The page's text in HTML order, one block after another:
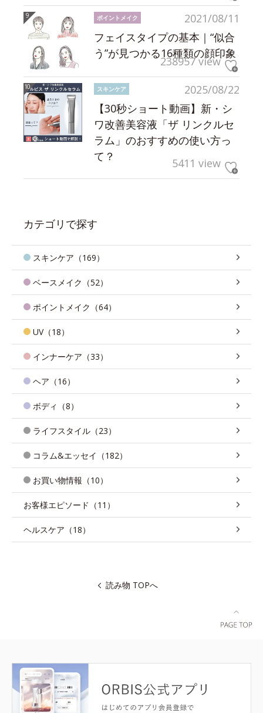
2021/08/11
ポイントメイク
フェイスタイプの基本｜“似合
う”が見つかる16種類の顔印象
238957 view
2025/08/22
スキンケア
【30秒ショート動画】新・シ
ワ改善美容液「ザ リンクルセ
ラム」のおすすめの使い方っ
て？
5411 view
カテゴリで探す
スキンケア（169）
ベースメイク（52）
ポイントメイク（64）
UV（18）
インナーケア（33）
ヘア（16）
ボディ（8）
ライフスタイル（23）
コラム&エッセイ（182）
お買い物情報（10）
お客様エピソード（11）
ヘルスケア（18）
読み物 TOPへ